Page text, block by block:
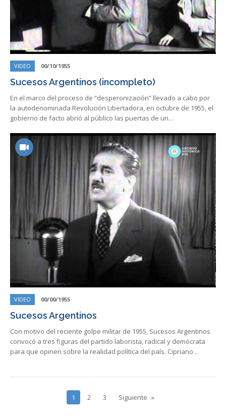
VIDEO 00/10/1955
Sucesos Argentinos (incompleto)
En el marco del proceso de “desperonización” llevado a cabo por
la autodenominada Revolución Libertadora, en octubre de 1955, el
gobierno de facto abrió al público las puertas de un…
VIDEO 00/00/1955
Sucesos Argentinos
Con motivo del reciente golpe militar de 1955, Sucesos Argentinos
convocó a tres figuras del partido laborista, radical y demócrata
para que opinen sobre la realidad política del país. Cipriano…
1 2 3 Siguiente